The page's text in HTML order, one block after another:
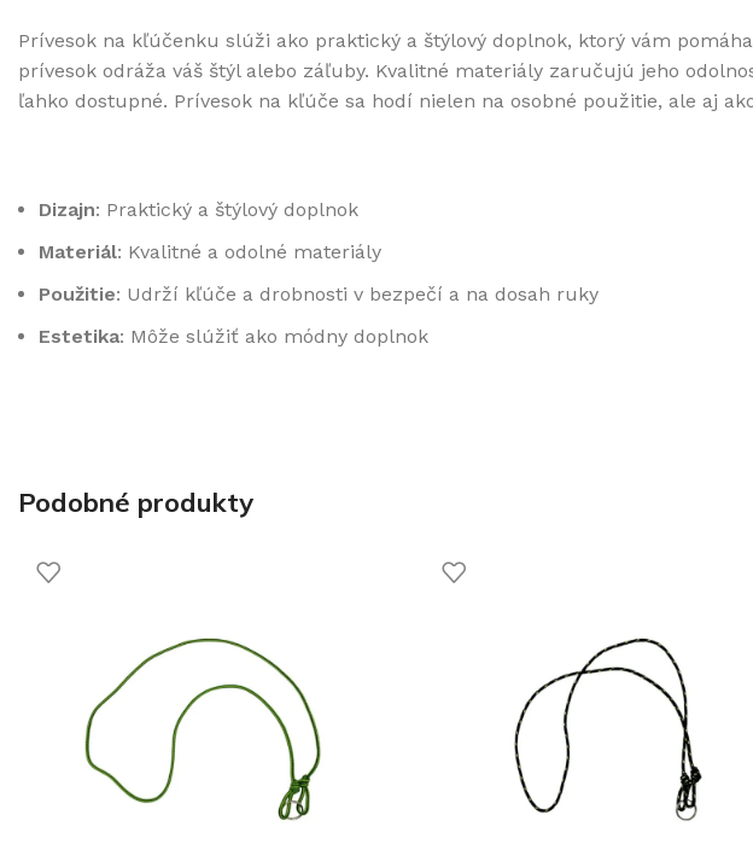
Prívesok na kľúčenku slúži ako praktický a štýlový doplnok, ktorý vám
prívesok odráža váš štýl alebo záľuby. Kvalitné materiály zaručujú jeho
ľahko dostupné. Prívesok na kľúče sa hodí nielen na osobné použitie, ale aj
Dizajn: Praktický a štýlový doplnok
Materiál: Kvalitné a odolné materiály
Použitie: Udrží kľúče a drobnosti v bezpečí a na dosah ruky
Estetika: Môže slúžiť ako módny doplnok
Podobné produkty